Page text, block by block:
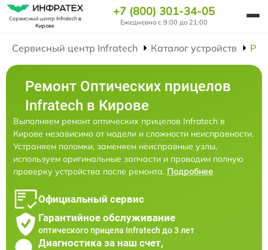
Сервисный центр Infratechв
Кирове
+7 (800) 301-34-05
Ежедневно с 9:00 до 21:00
Сервисный центр Infratech Каталог устройств
Ремонт Оптических прицелов
Infratech в Кирове
Выполняем ремонт оптических прицелов Infratech в
Кирове независимо от модели и сложности неисправности.
Устраняем поломки, заменяем неисправные узлы,
используем оригинальные запчасти и проводим полную
проверку устройства после ремонта. Подробнее
Официальный сервис
Гарантийное обслуживание
оптического прицела Infratech до 3 лет
Диагностика за наш счет,